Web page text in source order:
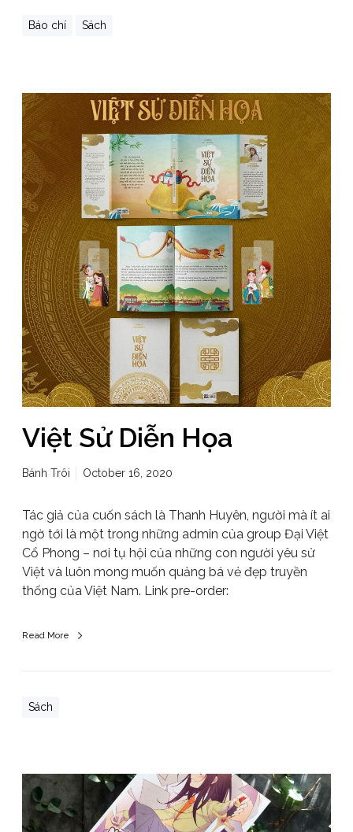
Báo chí Sách
Việt Sử Diễn Họa
Bánh Trôi October 16, 2020
Tác giả của cuốn sách là Thanh Huyên, người mà ít ai
ngờ tới là một trong những admin của group Đại Việt
Cổ Phong – nơi tụ hội của những con người yêu sử
Việt và luôn mong muốn quảng bá vẻ đẹp truyền
thống của Việt Nam. Link pre-order:
Read More
Sách